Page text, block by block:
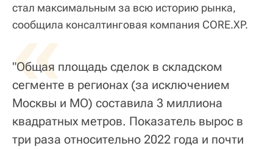
стал максимальным за всю историю рынка,
сообщила консалтинговая компания CORE.XP.
«
"Общая площадь сделок в складском
сегменте в регионах (за исключением
Москвы и МО) составила 3 миллиона
квадратных метров. Показатель вырос в
три раза относительно 2022 года и почти